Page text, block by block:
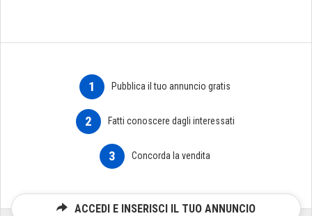
1 Pubblica il tuo annuncio gratis
2 Fatti conoscere dagli interessati
3 Concorda la vendita
ACCEDI E INSERISCI IL TUO ANNUNCIO